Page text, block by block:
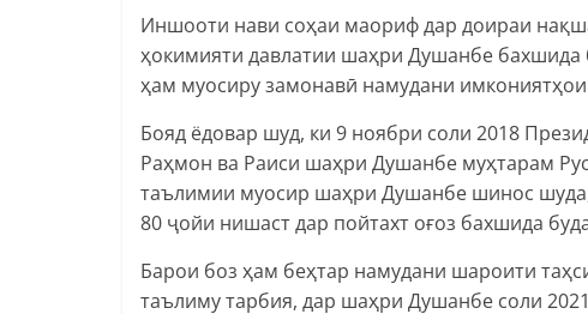
Иншооти нави соҳаи маориф дар доираи
ҳокимияти давлатии шаҳри Душанбе бахшида
ҳам муосиру замонавӣ намудани
Бояд ёдовар шуд, ки 9 ноябри соли 2018
Раҳмон ва Раиси шаҳри Душанбе муҳтарам
таълимии муосир шаҳри Душанбе шинос
80 ҷойи нишаст дар пойтахт оғоз бахшида
Барои боз ҳам беҳтар намудани шароити
таълиму тарбия, дар шаҳри Душанбе соли